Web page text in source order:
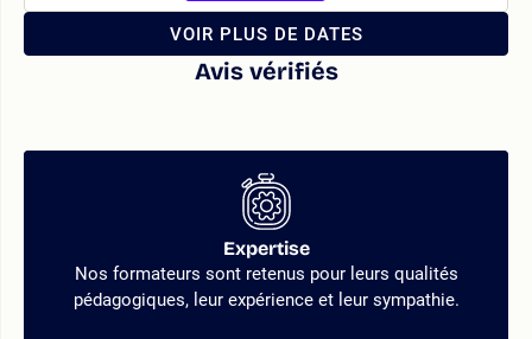
VOIR PLUS DE DATES
Avis vérifiés
Expertise
Nos formateurs sont retenus pour leurs qualités
pédagogiques, leur expérience et leur sympathie.